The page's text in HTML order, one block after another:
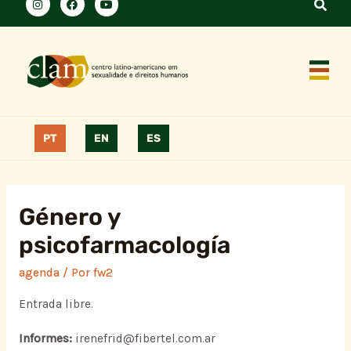
PT EN ES
Género y
psicofarmacología
agenda/ Por fw2
Entrada libre.
Informes:irenefrid@fibertel.com.ar